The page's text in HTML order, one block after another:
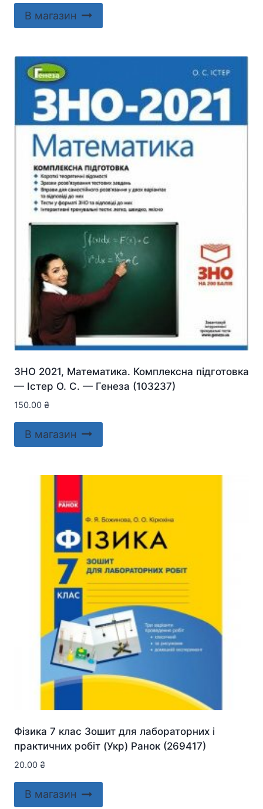
В магазин
ЗНО 2021, Математика. Комплексна підготовка
— Істер О. С. — Генеза (103237)
150.00 ₴
В магазин
Фізика 7 клас Зошит для лабораторних і
практичних робіт (Укр) Ранок (269417)
20.00 ₴
В магазин